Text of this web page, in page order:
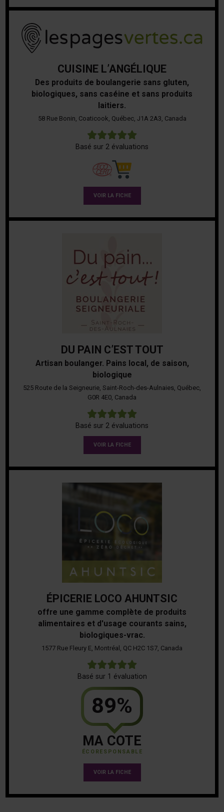
CUISINE L’ANGÉLIQUE
Des produits de boulangerie sans gluten,
biologiques, sans caséine et sans produits
laitiers.
58 Rue Bonin, Coaticook, Québec, J1A 2A3, Canada
Basé sur 2 évaluations
VOIR LA FICHE
DU PAIN C’EST TOUT
Artisan boulanger. Pains local, de saison,
biologique
525 Route de la Seigneurie, Saint-Roch-des-Aulnaies, Québec,
G0R 4E0, Canada
Basé sur 2 évaluations
VOIR LA FICHE
ÉPICERIE LOCO AHUNTSIC
offre une gamme complète de produits
alimentaires et d'usage courants sains,
biologiques-vrac.
1577 Rue Fleury E, Montréal, QC H2C 1S7, Canada
Basé sur 1 évaluation
89%
MA COTE
ÉCORESPONSABLE
VOIR LA FICHE